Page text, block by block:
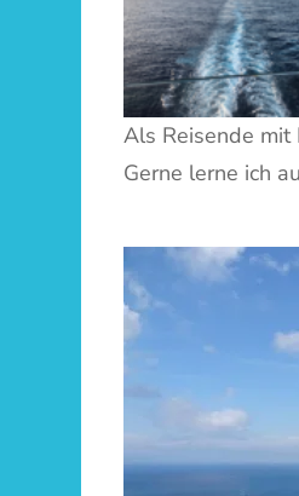
Als Reisende mit
Gerne lerne ich